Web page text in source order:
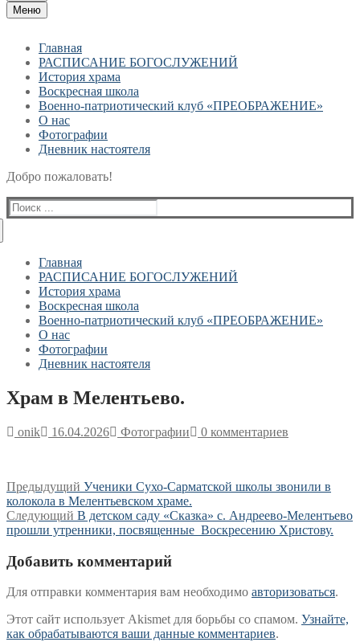
Меню
Главная
РАСПИСАНИЕ БОГОСЛУЖЕНИЙ
История храма
Воскресная школа
Военно-патриотический клуб «ПРЕОБРАЖЕНИЕ»
О нас
Фотографии
Дневник настоятеля
Добро пожаловать!
Найти:
Главная
РАСПИСАНИЕ БОГОСЛУЖЕНИЙ
История храма
Воскресная школа
Военно-патриотический клуб «ПРЕОБРАЖЕНИЕ»
О нас
Фотографии
Дневник настоятеля
Храм в Мелентьево.
onik 16.04.2026 Фотографии 0 комментариев
Навигация
по
записям
Предыдущий Предыдущая
запись:
Ученики Сухо-Сарматской школы звонили в
колокола в Мелентьевском храме.
Следующий Следующая
запись:
В детском саду «Сказка» с. Андреево-Мелентьево
прошли утренники, посвященные Воскресению Христову.
Добавить комментарий
Для отправки комментария вам необходимо авторизоваться.
Этот сайт использует Akismet для борьбы со спамом. Узнайте,
как обрабатываются ваши данные комментариев.